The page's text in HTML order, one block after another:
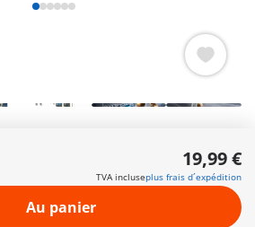
mobile et les résultats transmis par
personnage, un véhicule ainsi qu'un
19,99 €
TVA incluseplus frais d´expédition
Au panier